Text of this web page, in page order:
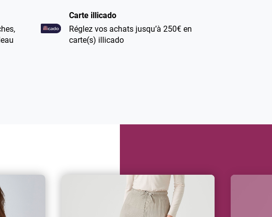
Carte illicado
Réglez vos achats jusqu’à 250€ en
carte(s) illicado